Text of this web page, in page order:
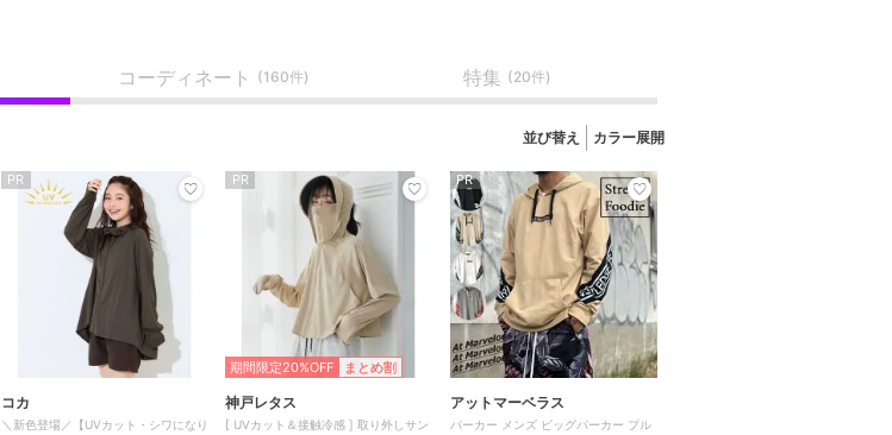
コーディネート (160件) 特集 (20件)
並び替え カラー展開
PR
コカ
＼新色登場／【UVカット・シワになり
PR
期間限定20%OFF まとめ割
神戸レタス
[ UVカット＆接触冷感 ] 取り外しサン
PR
アットマーベラス
パーカー メンズ ビッグパーカー プル